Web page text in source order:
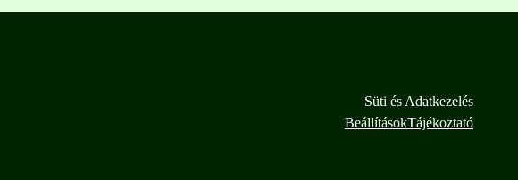
Süti és Adatkezelés
BeállításokTájékoztató